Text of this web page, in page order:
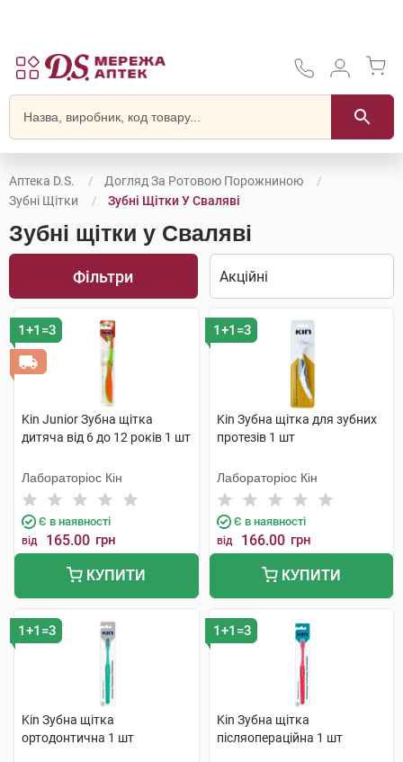
Аптека D.S.
Догляд За Ротовою Порожниною
Зубні Щітки
Зубні Щітки У Сваляві
Зубні щітки у Сваляві
Фільтри
1+1=3
Kin Junior Зубна щітка
дитяча від 6 до 12 років 1 шт
Лабораторіос Кін
Є в наявності
від 165.00 грн
КУПИТИ
1+1=3
Kin Зубна щітка для зубних
протезів 1 шт
Лабораторіос Кін
Є в наявності
від 166.00 грн
КУПИТИ
1+1=3
Kin Зубна щітка
ортодонтична 1 шт
1+1=3
Kin Зубна щітка
післяопераційна 1 шт